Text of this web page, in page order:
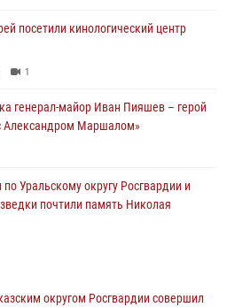
посетили кинологический центр
1
генерал-майор Иван Пияшев – герой
Александром Маршалом»
Уральскому округу Росгвардии и
почтили память Николая
(видео)
округом Росгвардии совершил